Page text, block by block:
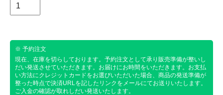
※ 予約注文
現在、在庫を切らしております。予約注文として承り販売準備が整いし
だい発送させていただきます。お届けにお時間をいただきます。お支払
い方法にクレジットカードをお選びいただいた場合、商品の発送準備が
整った時点で決済URLを記したリンクをメールにてお送りいたします。
ご入金の確認が取れしだい発送いたします。